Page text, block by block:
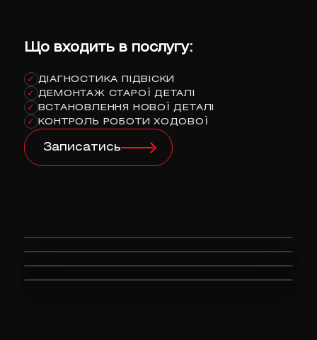
Що входить в послугу:
✓ ДІАГНОСТИКА ПІДВІСКИ
✓ ДЕМОНТАЖ СТАРОЇ ДЕТАЛІ
✓ ВСТАНОВЛЕННЯ НОВОЇ ДЕТАЛІ
✓ КОНТРОЛЬ РОБОТИ ХОДОВОЇ
Записатись